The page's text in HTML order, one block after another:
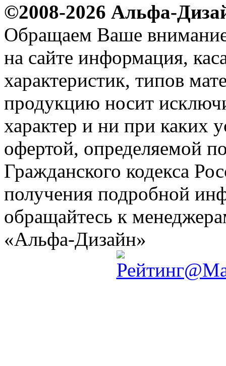
©2008-2026 Альфа-
Обращаем Ваше внимание
на сайте информация,
характеристик, типов
продукцию носит
характер и ни при каких
офертой, определяемой
Гражданского кодекса
получения подробной
обращайтесь к
«Альфа-Дизайн»